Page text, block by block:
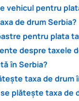
vehicul pentru
de drum Serbia?
pentru plata
despre taxele
în Serbia?
taxa de drum
plătește taxa de